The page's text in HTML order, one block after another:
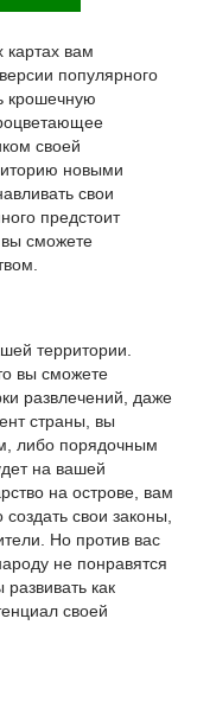
вам
популярного
крошечную
своей
новыми
свои
предстоит
вы сможете
территории.
вы сможете
развлечений, даже
страны, вы
либо порядочным
на вашей
на острове, вам
свои законы,
Но против вас
не понравятся
как
своей